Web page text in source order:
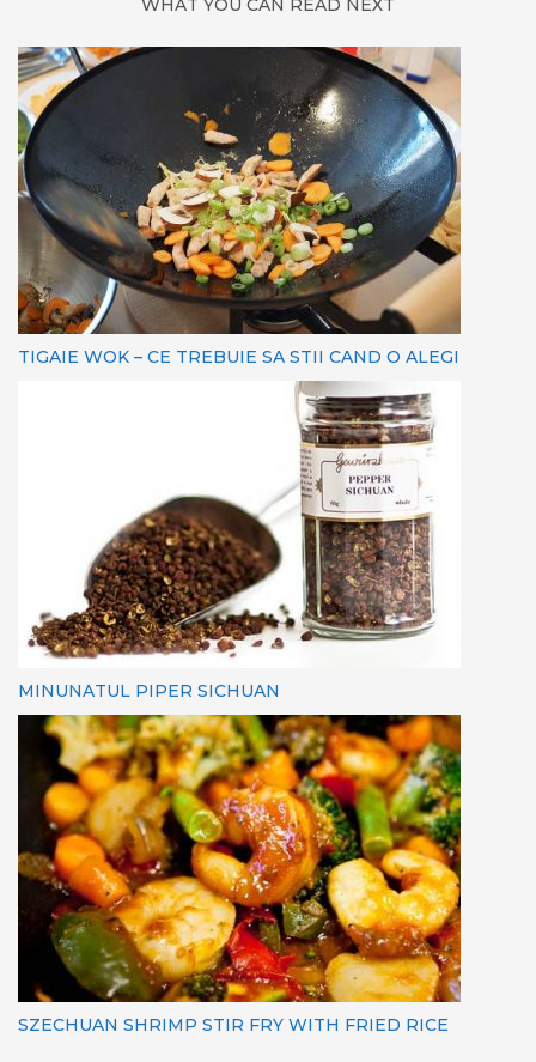
WHAT YOU CAN READ NEXT
TIGAIE WOK – CE TREBUIE SA STII CAND O ALEGI
MINUNATUL PIPER SICHUAN
SZECHUAN SHRIMP STIR FRY WITH FRIED RICE